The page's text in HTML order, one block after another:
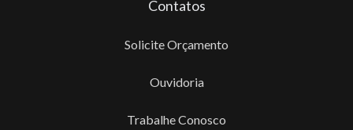
Contatos
Solicite Orçamento
Ouvidoria
Trabalhe Conosco